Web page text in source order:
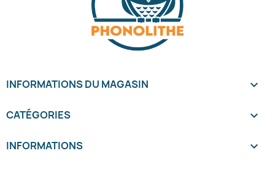
INFORMATIONS DU MAGASIN keyboard_arrow_down
CATÉGORIES 
INFORMATIONS 